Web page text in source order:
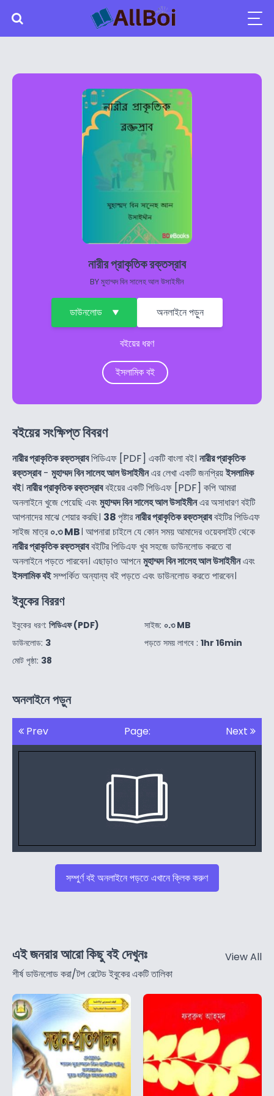
নারীর প্রাকৃতিক রক্তস্রাব
BYমুহাম্মদ বিন সালেহ আল উসাইমীন
ডাউনলোড অনলাইনে পড়ুন
বইয়ের ধরণ
ইসলামিক বই
বইয়ের সংক্ষিপ্ত বিবরণ
নারীর প্রাকৃতিক রক্তস্রাবপিডিএফ [PDF] একটি বাংলা বই। নারীর প্রাকৃতিক
রক্তস্রাব- মুহাম্মদ বিন সালেহ আল উসাইমীনএর লেখা একটি জনপ্রিয়ইসলামিক
বই। নারীর প্রাকৃতিক রক্তস্রাববইয়ের একটি পিডিএফ [PDF] কপি আমরা
অনলাইনে খুজে পেয়েছি এবংমুহাম্মদ বিন সালেহ আল উসাইমীনএর অসাধারণ বইটি
আপনাদের মাঝে শেয়ার করছি। 38পৃষ্টারনারীর প্রাকৃতিক রক্তস্রাববইটির পিডিএফ
সাইজ মাত্র০.৩ MB। আপনারা চাইলে যে কোন সময় আমাদের ওয়েবসাইট থেকে
নারীর প্রাকৃতিক রক্তস্রাববইটির পিডিএফ খুব সহজে ডাউনলোড করতে বা
অনলাইনে পড়তে পারবেন। এছাড়াও আপনেমুহাম্মদ বিন সালেহ আল উসাইমীনএবং
ইসলামিক বইসম্পর্কিত অন্যান্য বই পড়তে এবং ডাউনলোড করতে পারবেন।
ইবুকের বিররণ
ইবুকের ধরণ: পিডিএফ (PDF)
ডাউনলোড: 3
মোট পৃষ্ঠা: 38
সাইজ: ০.৩ MB
পড়তে সময় লাগবে : 1hr 16min
অনলাইনে পড়ুন
Prev Page: Next
সম্পুর্ণ বই অনলাইনে পড়তে এখানে ক্লিক করুণ
এই জনরার আরো কিছু বই দেখুনঃ
শীর্ষ ডাউনলোড করা/টপ রেটেড ইবুকের একটি তালিকা
View All